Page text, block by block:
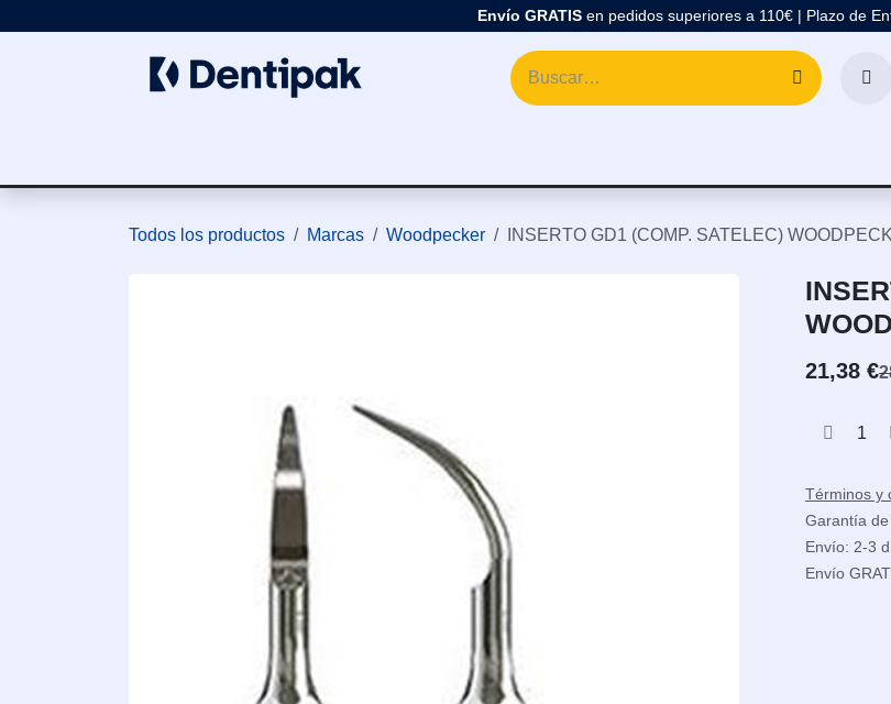
Envío GRATIS en pedidos superiores a 110€ | Plazo de
Todos los productos Marcas Woodpecker INSERTO GD1 (COMP. SATELEC)
21,38 €
Términos y
Garantía
Envío: 2-3
Envío